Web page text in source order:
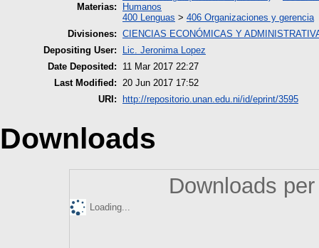
Materias:
Humanos
400 Lenguas > 406 Organizaciones y gerencia
Divisiones: CIENCIAS ECONÓMICAS Y
Depositing User:
Lic. Jeronima Lopez
Date Deposited:
11 Mar 2017 22:27
Last Modified:
20 Jun 2017 17:52
URI:
http://repositorio.unan.edu.ni/id/eprint/3595
Downloads
Downloads
Loading...